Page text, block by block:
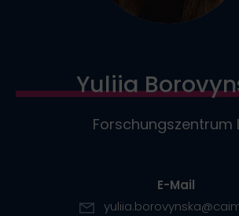
Yuliia
Forschungszentrum
E-Mail